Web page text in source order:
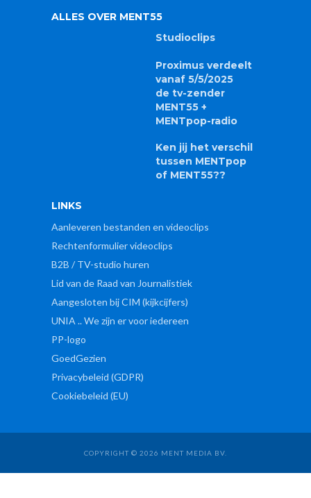
ALLES OVER MENT55
Studioclips
Proximus verdeelt
vanaf 5/5/2025
de tv-zender
MENT55 +
MENTpop-radio
Ken jij het verschil
tussen MENTpop
of MENT55??
LINKS
Aanleveren bestanden en videoclips
Rechtenformulier videoclips
B2B / TV-studio huren
Lid van de Raad van Journalistiek
Aangesloten bij CIM (kijkcijfers)
UNIA .. We zijn er voor iedereen
PP-logo
GoedGezien
Privacybeleid (GDPR)
Cookiebeleid (EU)
COPYRIGHT © 2026 MENT MEDIA BV.